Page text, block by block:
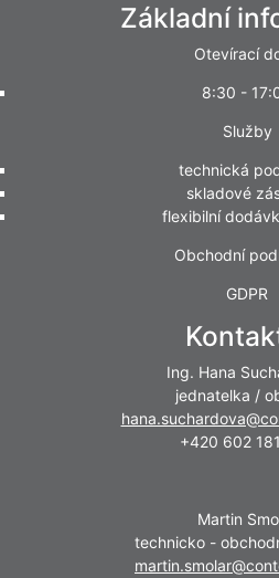
Základní
Otevírací
8:30 -
Služby
technická
skladové
flexibilní
Obchodní
GDPR
Ing. Hana
jednatelka /
+420 602
Martin
technicko -